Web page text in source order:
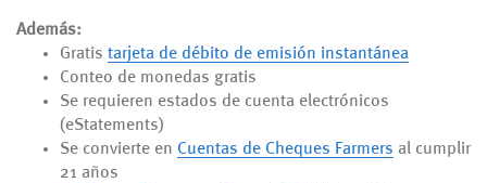
Además:
Gratis tarjeta de débito de emisión instantánea
Conteo de monedas gratis
Se requieren estados de cuenta electrónicos
(eStatements)
Se convierte en Cuentas de Cheques Farmers al cumplir
21 años